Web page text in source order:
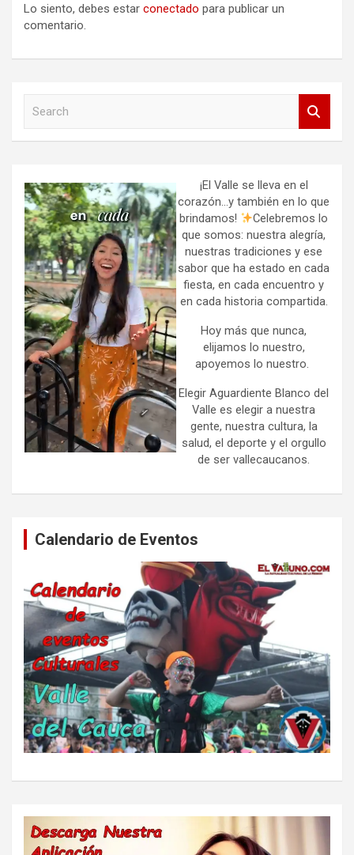
Lo siento, debes estar conectado para publicar un
comentario.
h
¡El Valle se lleva en el
corazón…y también en lo que
brindamos!
Celebremos lo
que somos: nuestra alegría,
nuestras tradiciones y ese
sabor que ha estado en cada
fiesta, en cada encuentro y
en cada historia compartida.
Hoy más que nunca,
elijamos lo nuestro,
apoyemos lo nuestro.
Elegir Aguardiente Blanco del
Valle es elegir a nuestra
gente, nuestra cultura, la
salud, el deporte y el orgullo
de ser vallecaucanos.
Calendario de Eventos